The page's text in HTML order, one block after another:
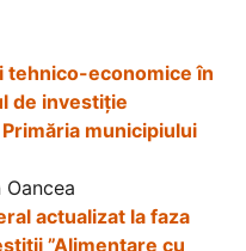
tehnico-economice în
de investiție
municipiului
actualizat la faza
”Alimentare cu